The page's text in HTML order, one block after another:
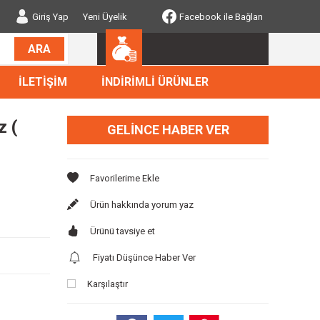
Giriş Yap Yeni Üyelik Facebook ile Bağlan
ARA
İLETİŞİM İNDİRİMLİ ÜRÜNLER
( GELINCE HABER VER
Ürün hakkında yorum yaz
Ürünü tavsiye et
Fiyatı Düşünce Haber Ver
Karşılaştır